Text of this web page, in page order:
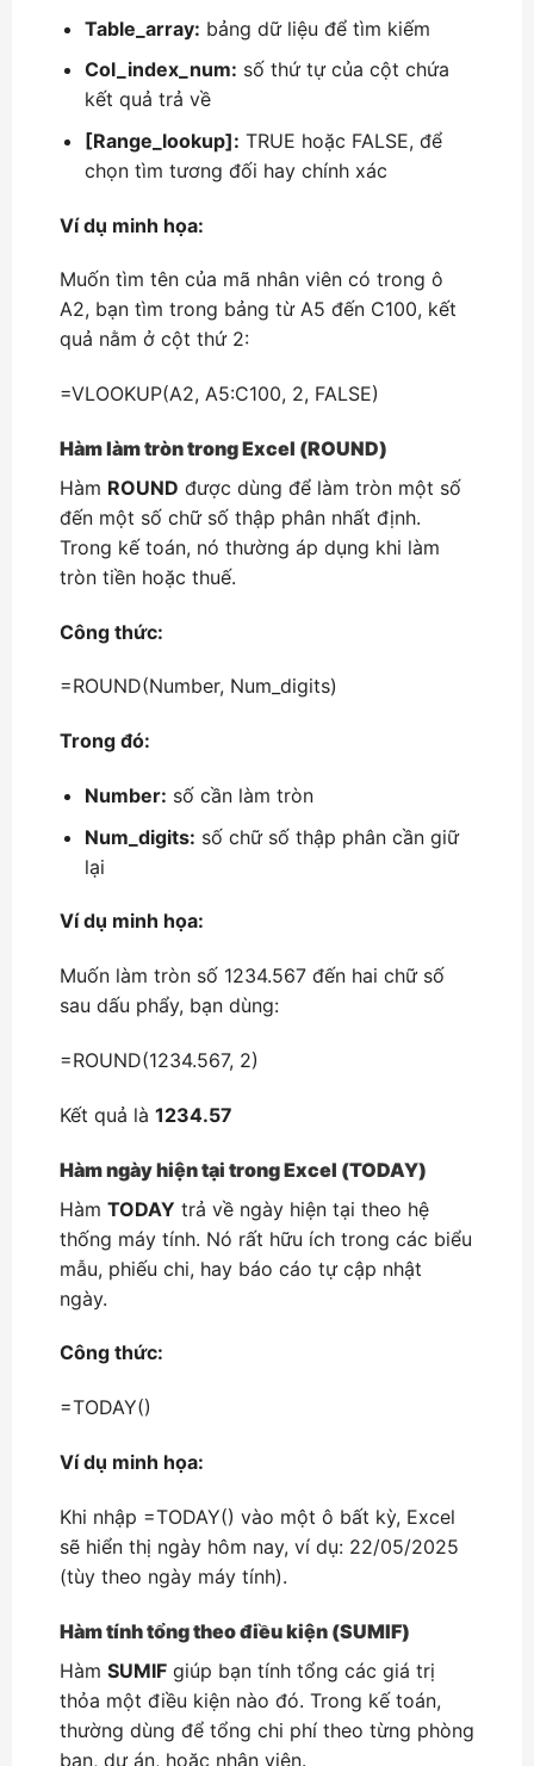
Table_array: bảng dữ liệu để tìm kiếm
Col_index_num: số thứ tự của cột chứa
kết quả trả về
[Range_lookup]: TRUE hoặc FALSE, để
chọn tìm tương đối hay chính xác
Ví dụ minh họa:
Muốn tìm tên của mã nhân viên có trong ô
A2, bạn tìm trong bảng từ A5 đến C100, kết
quả nằm ở cột thứ 2:
=VLOOKUP(A2, A5:C100, 2, FALSE)
Hàm làm tròn trong Excel (ROUND)
Hàm ROUND được dùng để làm tròn một số
đến một số chữ số thập phân nhất định.
Trong kế toán, nó thường áp dụng khi làm
tròn tiền hoặc thuế.
Công thức:
=ROUND(Number, Num_digits)
Trong đó:
Number: số cần làm tròn
Num_digits: số chữ số thập phân cần giữ
lại
Ví dụ minh họa:
Muốn làm tròn số 1234.567 đến hai chữ số
sau dấu phẩy, bạn dùng:
=ROUND(1234.567, 2)
Kết quả là 1234.57
Hàm ngày hiện tại trong Excel (TODAY)
Hàm TODAY trả về ngày hiện tại theo hệ
thống máy tính. Nó rất hữu ích trong các biểu
mẫu, phiếu chi, hay báo cáo tự cập nhật
ngày.
Công thức:
=TODAY()
Ví dụ minh họa:
Khi nhập =TODAY() vào một ô bất kỳ, Excel
sẽ hiển thị ngày hôm nay, ví dụ: 22/05/2025
(tùy theo ngày máy tính).
Hàm tính tổng theo điều kiện (SUMIF)
Hàm SUMIF giúp bạn tính tổng các giá trị
thỏa một điều kiện nào đó. Trong kế toán,
thường dùng để tổng chi phí theo từng phòng
ban, dự án, hoặc nhân viên.